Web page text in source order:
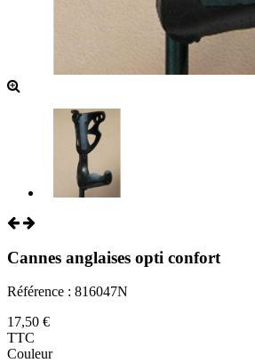
Cannes anglaises opti confort
Référence : 816047N
17,50 €
TTC
Couleur